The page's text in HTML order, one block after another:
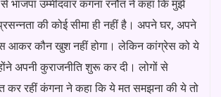
भाजपा उम्मीदवार कंगना रनौत ने कहा कि मुझे
की कोई सीमा ही नहीं है। अपने घर, अपने
आकर कौन खुश नहीं होगा। लेकिन कांग्रेस को ये
अपनी कुराजनीति शुरू कर दी। लोगों से
कर रहीं कंगना ने कहा कि ये मत समझना की ये तो